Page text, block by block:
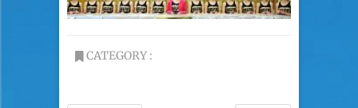
CATEGORY :